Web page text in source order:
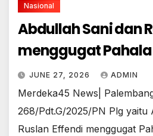
Nasional
Abdullah Sani dan
menggugat
JUNE 27, 2026 ADMIN
Merdeka45 News|
268/Pdt.G/2025/PN Plg yaitu
Ruslan Effendi menggugat